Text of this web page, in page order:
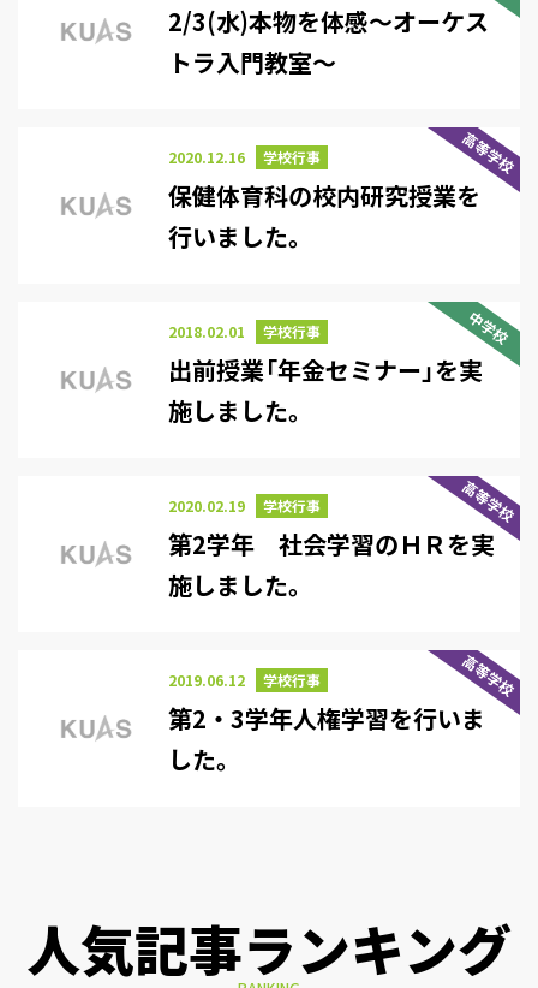
2/3(水)本物を体感～オーケス
トラ入門教室～
高等学校
2020.12.16 学校行事
保健体育科の校内研究授業を
行いました。
中学校
2018.02.01 学校行事
出前授業「年金セミナー」を実
施しました。
高等学校
2020.02.19 学校行事
第2学年 社会学習のＨＲを実
施しました。
高等学校
2019.06.12 学校行事
第2・3学年人権学習を行いま
した。
人気記事ランキング